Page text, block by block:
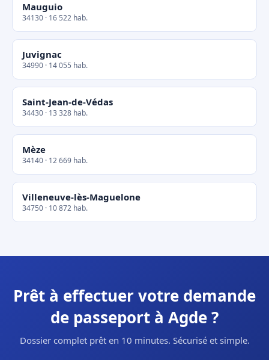
Mauguio
34130 · 16 522 hab.
Juvignac
34990 · 14 055 hab.
Saint-Jean-de-Védas
34430 · 13 328 hab.
Mèze
34140 · 12 669 hab.
Villeneuve-lès-Maguelone
34750 · 10 872 hab.
Prêt à effectuer votre demande
de passeport à Agde ?
Dossier complet prêt en 10 minutes. Sécurisé et simple.